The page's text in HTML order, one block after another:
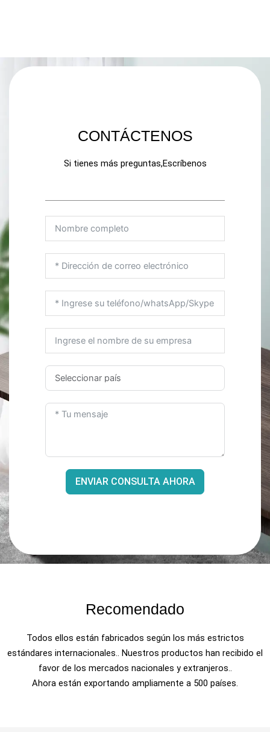
CONTÁCTENOS
Si tienes más preguntas,Escríbenos
ENVIAR CONSULTA AHORA
Recomendado
Todos ellos están fabricados según los más estrictos
estándares internacionales.. Nuestros productos han recibido el
favor de los mercados nacionales y extranjeros..
Ahora están exportando ampliamente a 500 países.